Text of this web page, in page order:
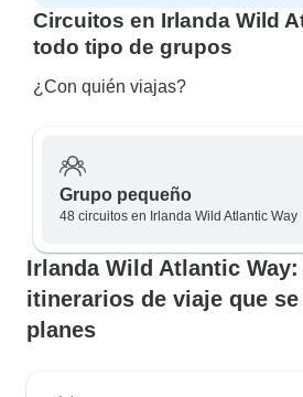
Circuitos en Irlanda Wild
todo tipo de grupos
¿Con quién viajas?
Grupo pequeño
48 circuitos en Irlanda Wild Atlantic Way
Irlanda Wild Atlantic
itinerarios de viaje que
planes